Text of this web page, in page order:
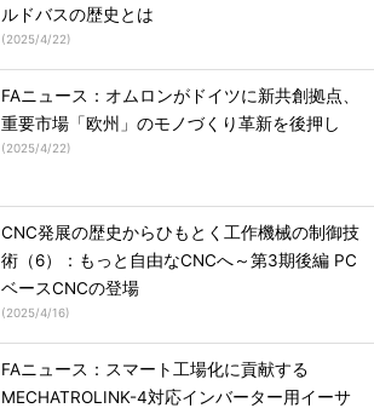
ルドバスの歴史とは
(2025/4/22)
FAニュース：オムロンがドイツに新共創拠点、
重要市場「欧州」のモノづくり革新を後押し
(2025/4/22)
CNC発展の歴史からひもとく工作機械の制御技
術（6）：もっと自由なCNCへ～第3期後編 PC
ベースCNCの登場
(2025/4/16)
FAニュース：スマート工場化に貢献する
MECHATROLINK-4対応インバーター用イーサ